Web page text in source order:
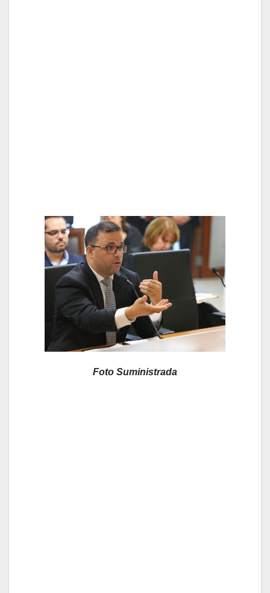
Foto Suministrada